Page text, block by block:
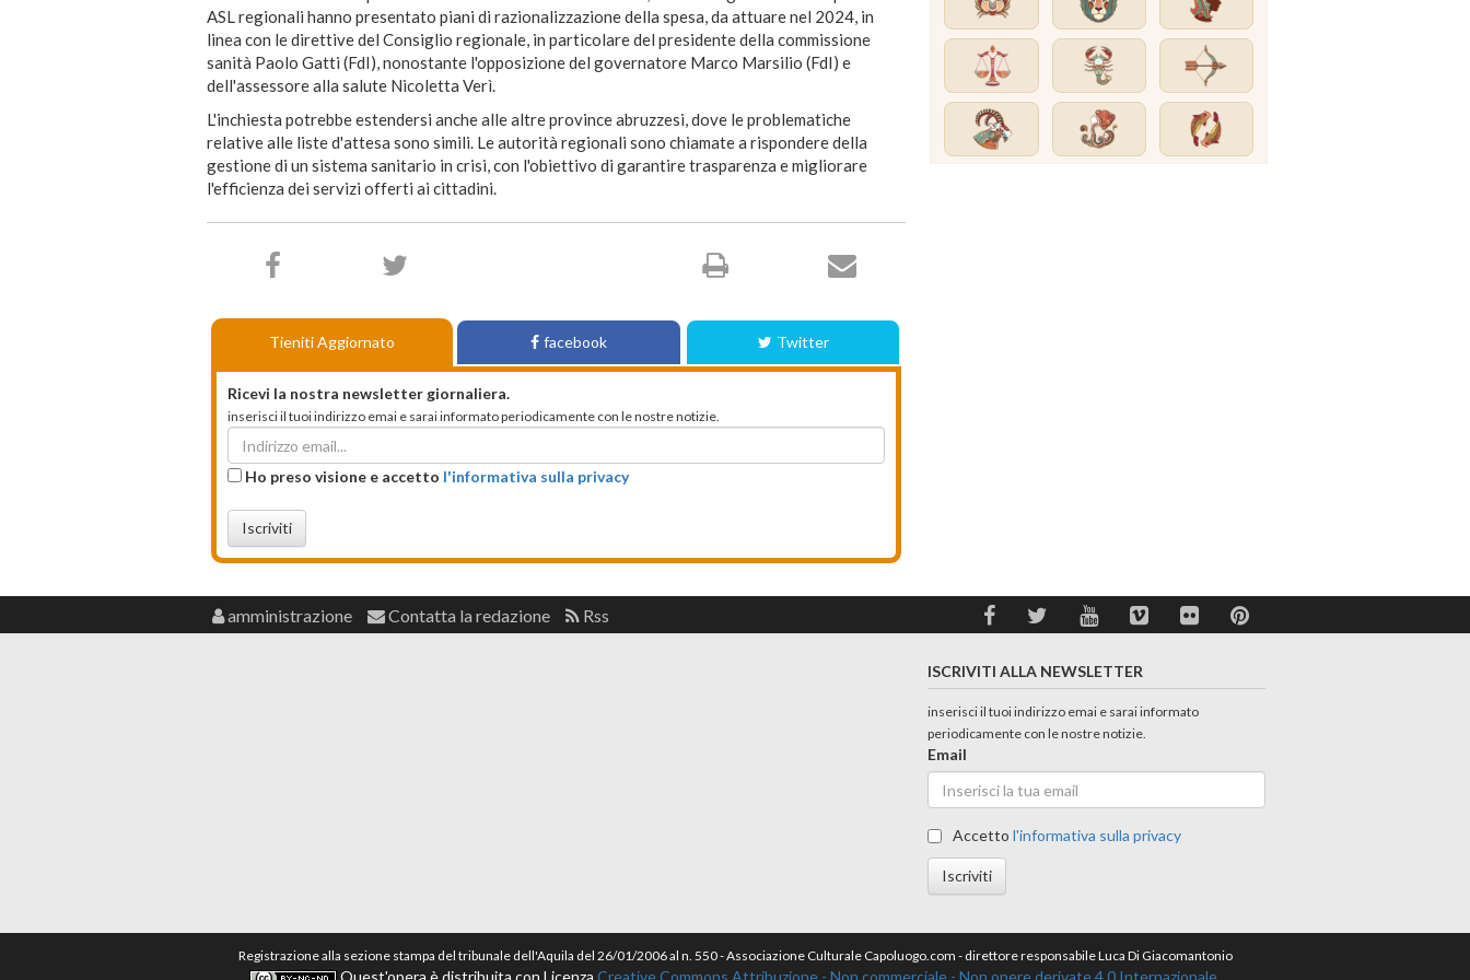
ASL regionali hanno presentato piani di razionalizzazione della spesa, da attuare nel 2024, in
linea con le direttive del Consiglio regionale, in particolare del presidente della commissione
sanità Paolo Gatti (FdI), nonostante l'opposizione del governatore Marco Marsilio (FdI) e
dell'assessore alla salute Nicoletta Verì.
L'inchiesta potrebbe estendersi anche alle altre province abruzzesi, dove le problematiche
relative alle liste d'attesa sono simili. Le autorità regionali sono chiamate a rispondere della
gestione di un sistema sanitario in crisi, con l'obiettivo di garantire trasparenza e migliorare
l'efficienza dei servizi offerti ai cittadini.
Tieniti Aggiornato facebook Twitter
Ricevi la nostra newsletter giornaliera.
inserisci il tuoi indirizzo emai e sarai informato periodicamente con le nostre notizie.
Ho preso visione e accetto l'informativa sulla privacy
Iscriviti
amministrazione Contatta la redazione Rss
ISCRIVITI ALLA NEWSLETTER
inserisci il tuoi indirizzo emai e sarai informato
periodicamente con le nostre notizie.
Email
Accettol'informativa sulla privacy
Iscriviti
Registrazione alla sezione stampa del tribunale dell'Aquila del 26/01/2006 al n. 550 - Associazione Culturale Capoluogo.com - direttore responsabile Luca Di Giacomantonio
Quest'opera è distribuita con Licenza Creative Commons Attribuzione - Non commerciale - Non opere derivate 4.0 Internazionale.